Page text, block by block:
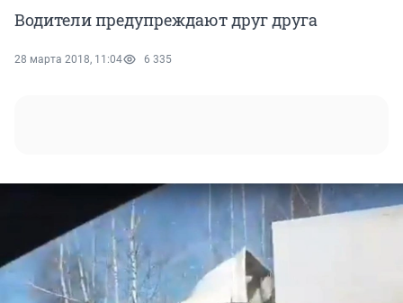
Водители предупреждают друг друга
28 марта 2018, 11:04 6 335